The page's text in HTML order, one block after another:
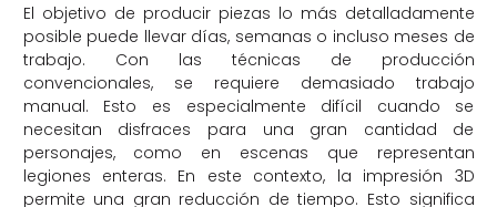
El objetivo de producir piezas lo más detalladamente
posible puede llevar días, semanas o incluso meses de
trabajo. Con las técnicas de producción
convencionales, se requiere demasiado trabajo
manual. Esto es especialmente difícil cuando se
necesitan disfraces para una gran cantidad de
personajes, como en escenas que representan
legiones enteras. En este contexto, la impresión 3D
permite una gran reducción de tiempo. Esto significa